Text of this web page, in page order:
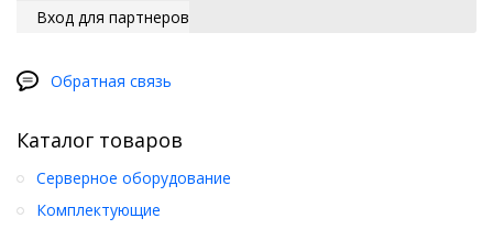
Вход для партнеров
Обратная связь
Каталог товаров
Серверное оборудование
Комплектующие